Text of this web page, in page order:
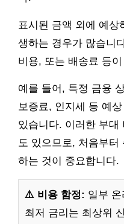
표시된 금액 외에 예상
생하는 경우가 많습니
비용, 또는 배송료 등
예를 들어, 특정 금융
보증료, 인지세 등 예
있습니다. 이러한 부대
도 있으므로, 처음부터
하는 것이 중요합니다.
⚠️ 비용 함정: 일부
최저 금리는 최상위